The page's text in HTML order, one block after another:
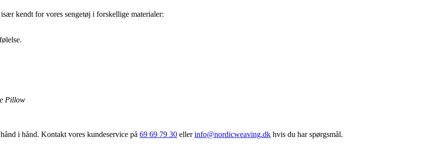
kendt for vores sengetøj i forskellige materialer:
Pillow
i hånd. Kontakt vores kundeservice på 69 69 79 30 ellerinfo@nordicweaving.dk hvis du har spørgsmål.